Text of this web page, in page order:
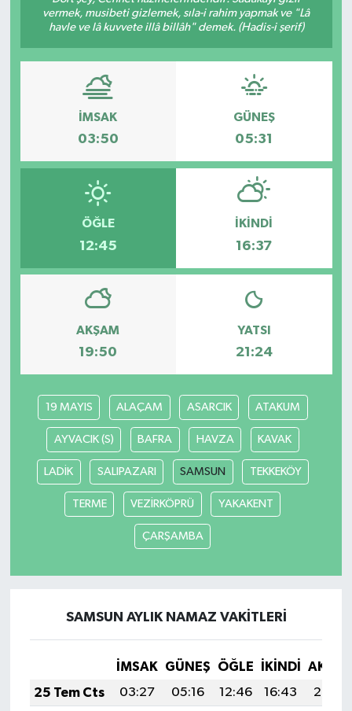
vermek, musibeti gizlemek, sıla-i rahim yapmak ve "Lâ
havle ve lâ kuvvete illâ billâh" demek. (Hadis-i şerif)
İMSAK
03:50
GÜNEŞ
05:31
ÖĞLE
12:45
İKINDI
16:37
AKŞAM
19:50
YATSI
21:24
19 MAYIS ALAÇAM ASARCIK ATAKUM
AYVACIK (S) BAFRA HAVZA KAVAK
LADİK SALIPAZARI SAMSUN TEKKEKÖY
TERME VEZİRKÖPRÜ YAKAKENT
ÇARŞAMBA
SAMSUN AYLIK NAMAZ VAKITLERI
İMSAK GÜNEŞ ÖĞLE İKINDI
25 Tem Cts
03:27 05:16 12:46 16:43
20:07